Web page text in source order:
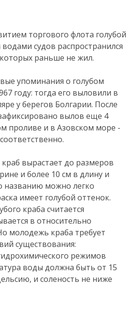
торгового флота голубой
судов распространился
раньше не жил.
упоминания о голубом
году: тогда его выловили в
у берегов Болгарии. После
вылов еще 4
проливе и в Азовском море -
вырастает до размеров
и более 10 см в длину и
названию можно легко
имеет голубой оттенок.
краба считается
в относительно
молодежь краба требует
существования:
режимов
воды должна быть от 15
и соленость не ниже